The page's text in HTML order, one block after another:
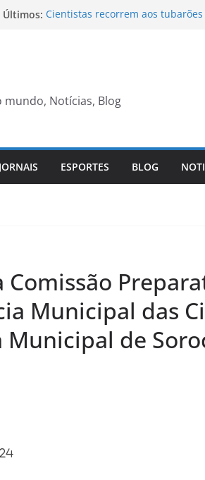
Últimos: Cientistas recorrem aos
Aos 96 anos, Fernanda
mundo, Notícias, Blog
ESPORTES BLOG
Comissão
Municipal das
Municipal de